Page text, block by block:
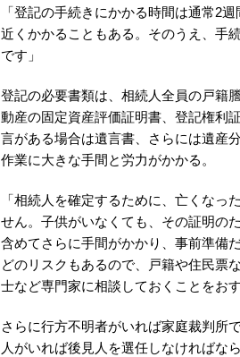
「登記の手続きにかかる時間は通常2
近くかかることもある。そのうえ、手
です」
登記の必要書類は、相続人全員の戸籍
動産の固定資産評価証明書、登記権利
言がある場合は遺言書、さらには遺
作業に大きな手間と労力がかかる。
「相続人を確定するために、亡くなっ
せん。子供がいなくても、その証明の
含めてさらに手間がかかり、事前準備
どのリスクもあるので、戸籍や住民票
士など専門家に相談しておくことをお
さらに行方不明者がいれば家庭裁判所
人がいれば後見人を選任しなければな